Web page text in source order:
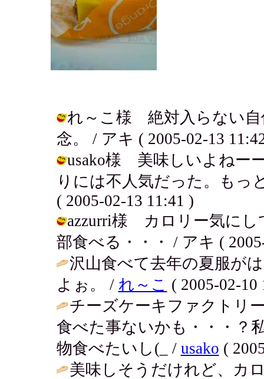
れ～こ様 絶対入らない自
念。 / アキ ( 2005-02-13
usako様 美味しいよねー
りには不人気だった。もっ
( 2005-02-13 11:41 )
azzurri様 カロリー気にし
部食べる・・・ / アキ (
沢山食べて去年の夏服が
よぉ。 / れ～こ ( 2005-02-10
チーズケーキファクトリ
食べた事ないかも・・・？
物食べたいし(_ / usako (
美味しそうだけれど、カ